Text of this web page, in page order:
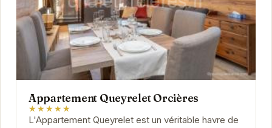
Appartement Queyrelet Orcières
★★★★★
L'Appartement Queyrelet est un véritable havre de